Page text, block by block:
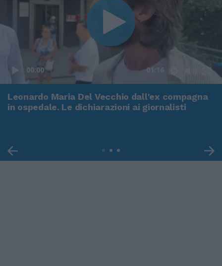
00:00 01:16
Leonardo Maria Del Vecchio dall'ex compagna
in ospedale. Le dichiarazioni ai giornalisti